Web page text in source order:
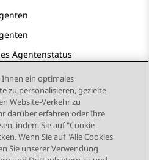
Agentenstatus
ein optimales
zu personalisieren, gezielte
Website-Verkehr zu
darüber erfahren oder Ihre
indem Sie auf "Cookie-
Wenn Sie auf "Alle Cookies
Sie unserer Verwendung